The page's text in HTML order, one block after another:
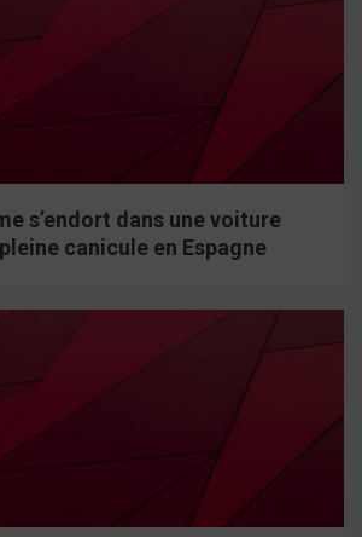
s’endort dans une voiture
canicule en Espagne